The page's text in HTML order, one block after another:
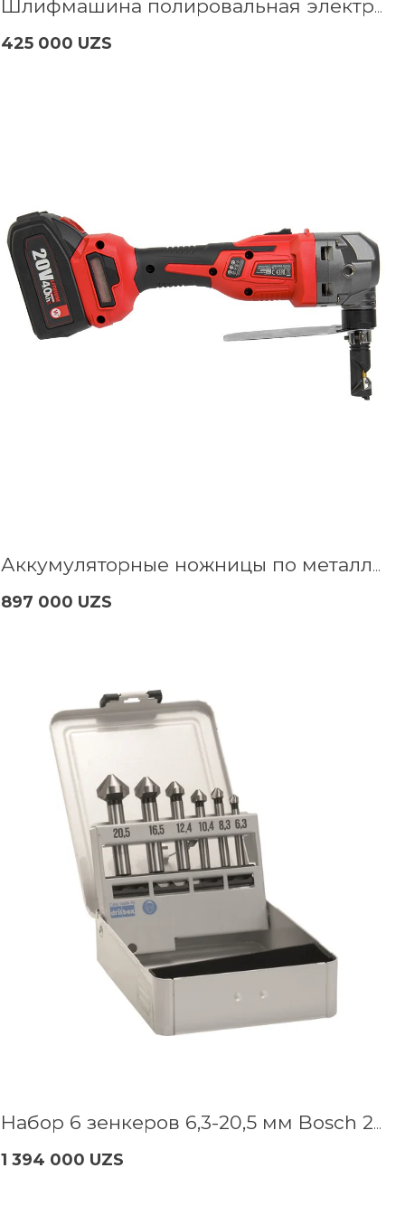
Шлифмашина полировальная электрич. P.I.T. PPO180-C1
425 000 UZS
Аккумуляторные ножницы по металлу высечные WORCRAFT CHMN-S20LiB
897 000 UZS
Набор 6 зенкеров 6,3-20,5 мм Bosch 2608597527
1 394 000 UZS